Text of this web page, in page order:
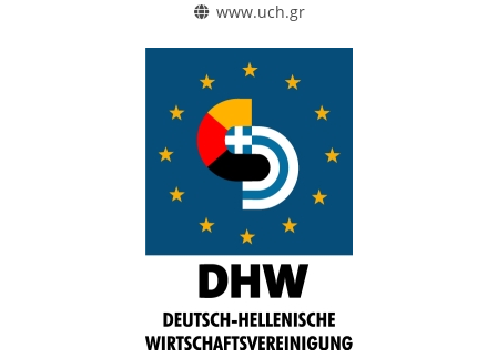
www.uch.gr